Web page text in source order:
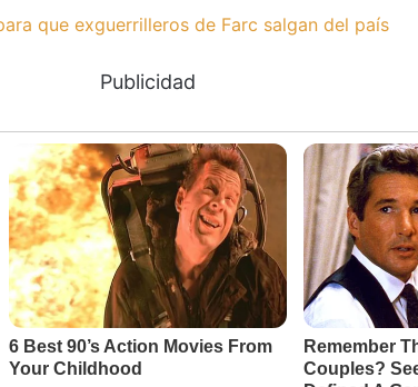
que exguerrilleros de Farc salgan del país
Publicidad